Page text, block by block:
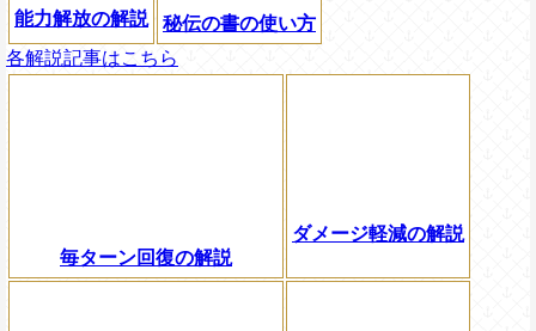
能力解放の解説
秘伝の書の使い方
各解説記事はこちら
毎ターン回復の解説
ダメージ軽減の解説